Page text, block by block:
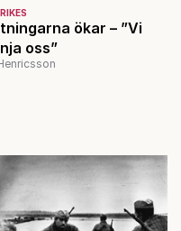
ökar – ”Vi
oss”